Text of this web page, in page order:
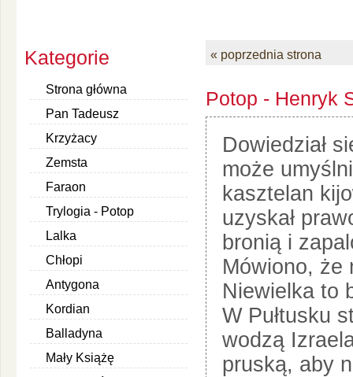
Kategorie
Strona główna
Pan Tadeusz
Krzyżacy
Zemsta
Faraon
Trylogia - Potop
Lalka
Chłopi
Antygona
Kordian
Balladyna
Mały Książę
« poprzednia strona
Potop - Henryk
Dowiedział
może
kasztelan
uzyskał
bronią i
Mówiono, że
Niewielka to
W Pułtusku
wodzą
pruską, aby